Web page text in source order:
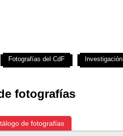
fotografías
de fotografías
Fotografías del CdF Investigación